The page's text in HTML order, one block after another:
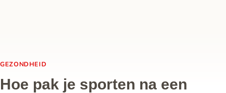
GEZONDHEID
Hoe pak je sporten na een